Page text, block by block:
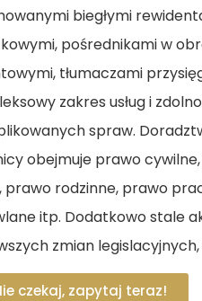
biegłymi
pośrednikami w
tłumaczami
zakres usług i
spraw.
obejmuje prawo
prawo rodzinne, prawo
itp. Dodatkowo stale
zmian
czekaj, zapytaj teraz!